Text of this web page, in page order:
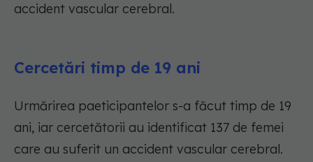
accident vascular cerebral.
Cercetări timp de 19 ani
Urmărirea paeticipantelor s-a făcut timp de 19
ani, iar cercetătorii au identificat 137 de femei
care au suferit un accident vascular cerebral.